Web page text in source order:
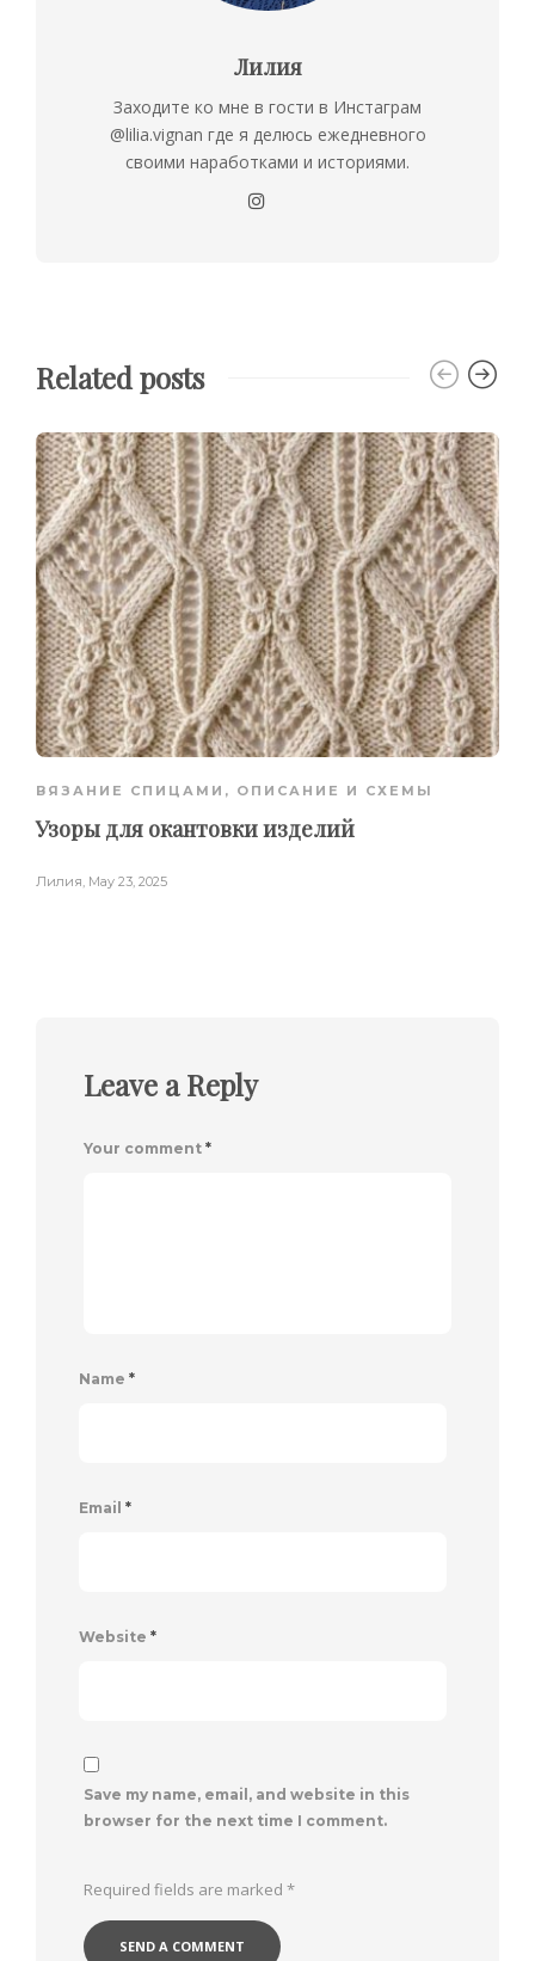
Лилия
Заходите ко мне в гости в Инстаграм
@lilia.vignan где я делюсь ежедневного
своими наработками и историями.
Related posts
ВЯЗАНИЕ СПИЦАМИ , ОПИСАНИЕ И СХЕМЫ
Узоры для окантовки изделий
Лилия, May 23, 2025
Leave a Reply
Your comment *
Name *
Email *
Website *
Save my name, email, and website in this
browser for the next time I comment.
Required fields are marked *